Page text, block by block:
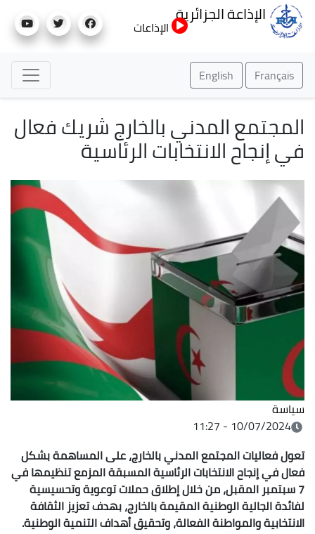
إلى
الإذاعة الجزائرية
الإذاعات
Français
English
المجتمع المدني بالخارج شريك فعال
في إنجاح الانتخابات الرئاسية
سياسة
10/07/2024 - 11:27
تعول فعاليات المجتمع المدني بالخارج، على المساهمة بشكل
فعال في إنجاح الانتخابات الرئاسية المسبقة المزمع تنظيمها في
7 سبتمبر المقبل، من خلال إطلاق حملات توعوية وتحسيسية
لفائدة الجالية الوطنية المقيمة بالخارج، بهدف تعزيز الثقافة
الانتخابية والمواطنة الفعالة، وتحقيق أهداف التنمية الوطنية.